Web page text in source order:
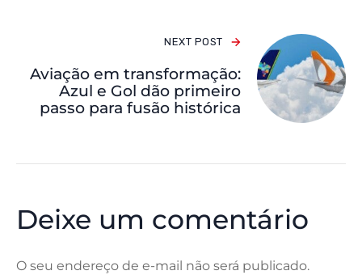
NEXT POST
Aviação em transformação:
Azul e Gol dão primeiro
passo para fusão histórica
Deixe um comentário
O seu endereço de e-mail não será publicado.